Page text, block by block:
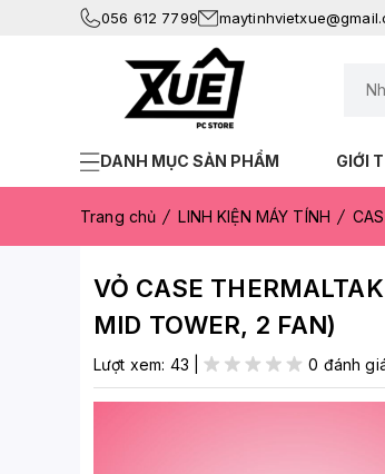
056 612 7799
DANH MỤC SẢN PHẨM GIỚI
Trang chủ LINH KIỆN MÁY TÍNH
VỎ CASE
MID TOWER, 2 FAN)
Lượt xem: 43 | 0 đánh